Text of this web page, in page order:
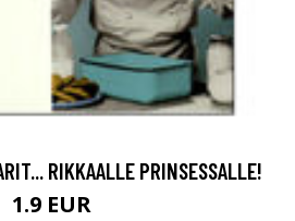
RIKKAALLE PRINSESSALLE!
1.9 EUR